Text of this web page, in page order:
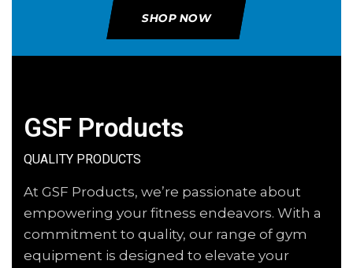
SHOP NOW
GSF Products
QUALITY PRODUCTS
At GSF Products, we’re passionate about
empowering your fitness endeavors. With a
commitment to quality, our range of gym
equipment is designed to elevate your